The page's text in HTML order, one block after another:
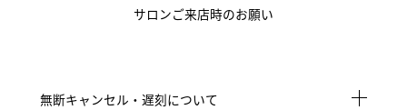
サロンご来店時のお願い
無断キャンセル・遅刻について